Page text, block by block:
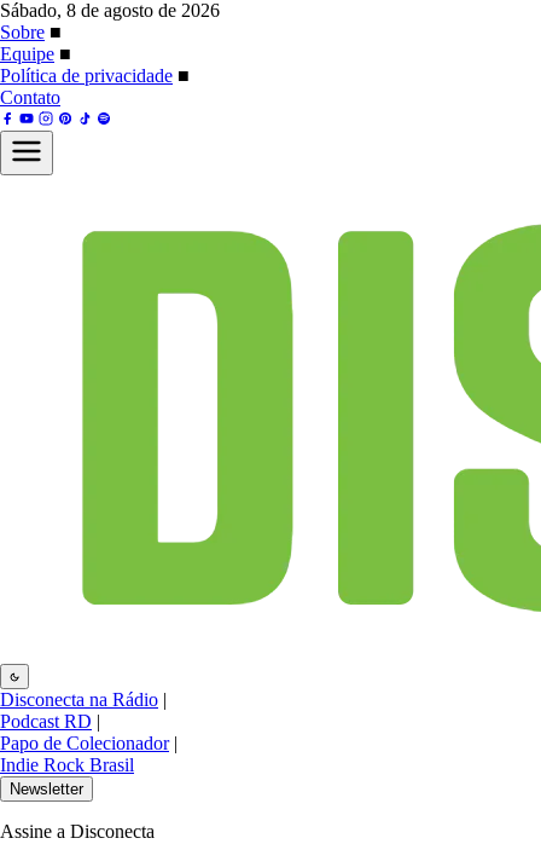
Sábado, 8 de agosto de 2026
Sobre ■
Equipe ■
Política de privacidade ■
Contato
Disconecta na Rádio |
Podcast RD |
Papo de Colecionador |
Indie Rock Brasil
Newsletter
Assine a Disconecta